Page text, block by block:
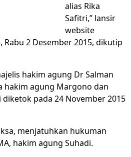
alias Rika
Safitri,” lansir
website
Rabu 2 Desember 2015, dikutip
hakim agung Dr Salman
hakim agung Margono dan
pada 24 November 2015
menjatuhkan hukuman
hakim agung Suhadi.